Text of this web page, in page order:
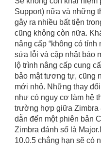
Support) nữa và những
gây ra nhiều bất tiện
cũng không còn nữa.
nâng cấp “không có tính
sửa lỗi và cập nhật bảo
lộ trình nâng cấp cung
bảo mật tương tự, cũng
mới nhỏ. Những thay
như có nguy cơ làm hệ
trường hợp giữa Zimbra
dẫn đến một phiên bản
Zimbra đánh số là
10.0.5 chẳng hạn sẽ có